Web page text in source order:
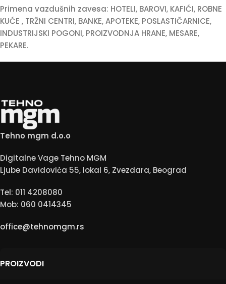
Primena vazdušnih zavesa: HOTELI, BAROVI, KAFIĆI, ROBNE
KUĆE , TRŽNI CENTRI, BANKE, APOTEKE, POSLASTIČARNICE,
INDUSTRIJSKI POGONI, PROIZVODNJA HRANE, MESARE,
PEKARE.
Tehno mgm d.o.o
Digitalne Vage Tehno MGM
Ljube Davidovića 55, lokal 6, Zvezdara, Beograd
Tel: 011 4208080
Mob: 060 0414345
office@tehnomgm.rs
PROIZVODI